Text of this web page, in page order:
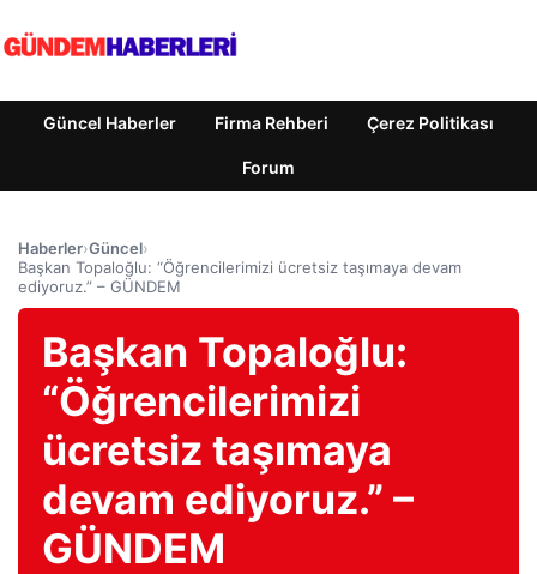
Güncel Haberler Firma Rehberi Çerez Politikası
Forum
Haberler›Güncel›
Başkan Topaloğlu: “Öğrencilerimizi ücretsiz taşımaya devam
ediyoruz.” – GÜNDEM
Başkan Topaloğlu:
“Öğrencilerimizi
ücretsiz taşımaya
devam ediyoruz.” –
GÜNDEM